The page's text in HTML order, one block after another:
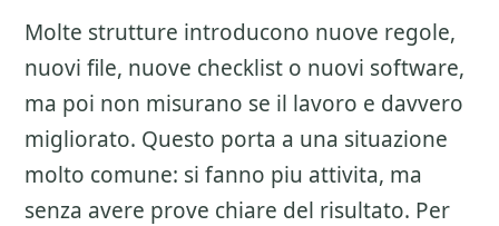
Molte strutture introducono nuove regole,
nuovi file, nuove checklist o nuovi software,
ma poi non misurano se il lavoro e davvero
migliorato. Questo porta a una situazione
molto comune: si fanno piu attivita, ma
senza avere prove chiare del risultato. Per